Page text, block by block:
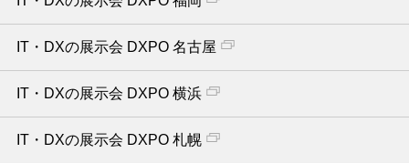
IT・DXの展示会 DXPO 名古屋
IT・DXの展示会 DXPO 横浜
IT・DXの展示会 DXPO 札幌